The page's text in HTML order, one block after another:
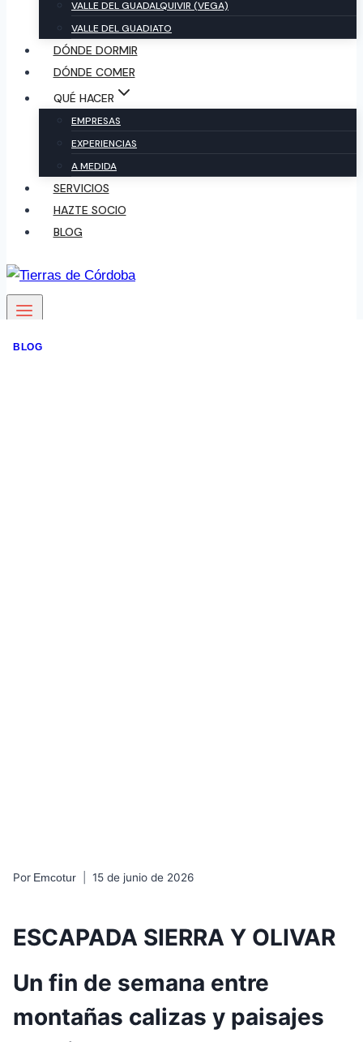
VALLE DEL GUADALQUIVIR (VEGA)
VALLE DEL GUADIATO
DÓNDE DORMIR
DÓNDE COMER
QUÉ HACER
EMPRESAS
EXPERIENCIAS
A MEDIDA
SERVICIOS
HAZTE SOCIO
BLOG
BLOG
Por Emcotur 15 de junio de 2026
ESCAPADA SIERRA Y OLIVAR
Un fin de semana entre
montañas calizas y paisajes